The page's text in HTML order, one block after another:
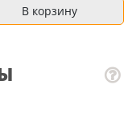
В корзину